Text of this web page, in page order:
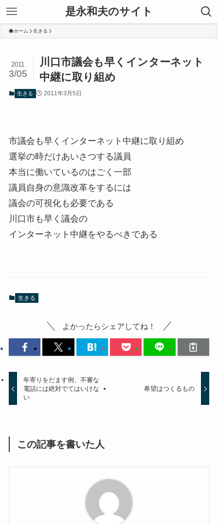
是永和夫のサイト
ホーム 生きる
川口市議会も早くインターネット
中継に取り組め
2011
3/05
生きる 2011年3月5日
市議会も早くインターネット中継に取り組め
選挙の時だけあいさつする議員
本当に働いているのはごく一部
議員自身の意識改革をするには
議会の可視化も必要である
川口市も早く議会の
インターネット中継をやるべきである
生きる
よかったらシェアしてね！
年寄りをだます例、不審な
電話には絶対でてはいけな
い
希望はつくるもの
この記事を書いた人